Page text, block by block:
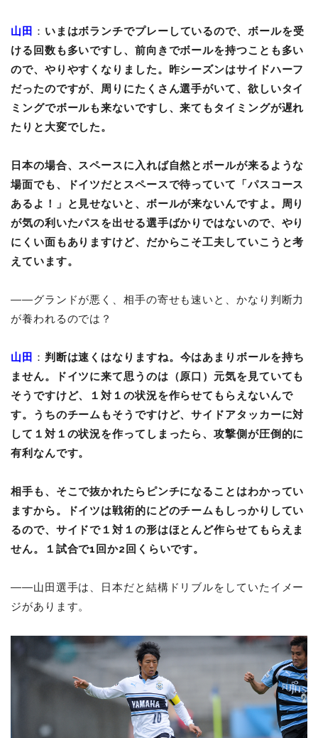
山田 ： いまはボランチでプレーしているので、ボールを受
ける回数も多いですし、前向きでボールを持つことも多い
ので、やりやすくなりました。昨シーズンはサイドハーフ
だったのですが、周りにたくさん選手がいて、欲しいタイ
ミングでボールも来ないですし、来てもタイミングが遅れ
たりと大変でした。
日本の場合、スペースに入れば自然とボールが来るような
場面でも、ドイツだとスペースで待っていて「パスコース
あるよ！」と見せないと、ボールが来ないんですよ。周り
が気の利いたパスを出せる選手ばかりではないので、やり
にくい面もありますけど、だからこそ工夫していこうと考
えています。
――グランドが悪く、相手の寄せも速いと、かなり判断力
が養われるのでは？
山田 ： 判断は速くはなりますね。今はあまりボールを持ち
ません。ドイツに来て思うのは（原口）元気を見ていても
そうですけど、１対１の状況を作らせてもらえないんで
す。うちのチームもそうですけど、サイドアタッカーに対
して１対１の状況を作ってしまったら、攻撃側が圧倒的に
有利なんです。
相手も、そこで抜かれたらピンチになることはわかってい
ますから。ドイツは戦術的にどのチームもしっかりしてい
るので、サイドで１対１の形はほとんど作らせてもらえま
せん。１試合で1回か2回くらいです。
――山田選手は、日本だと結構ドリブルをしていたイメー
ジがあります。